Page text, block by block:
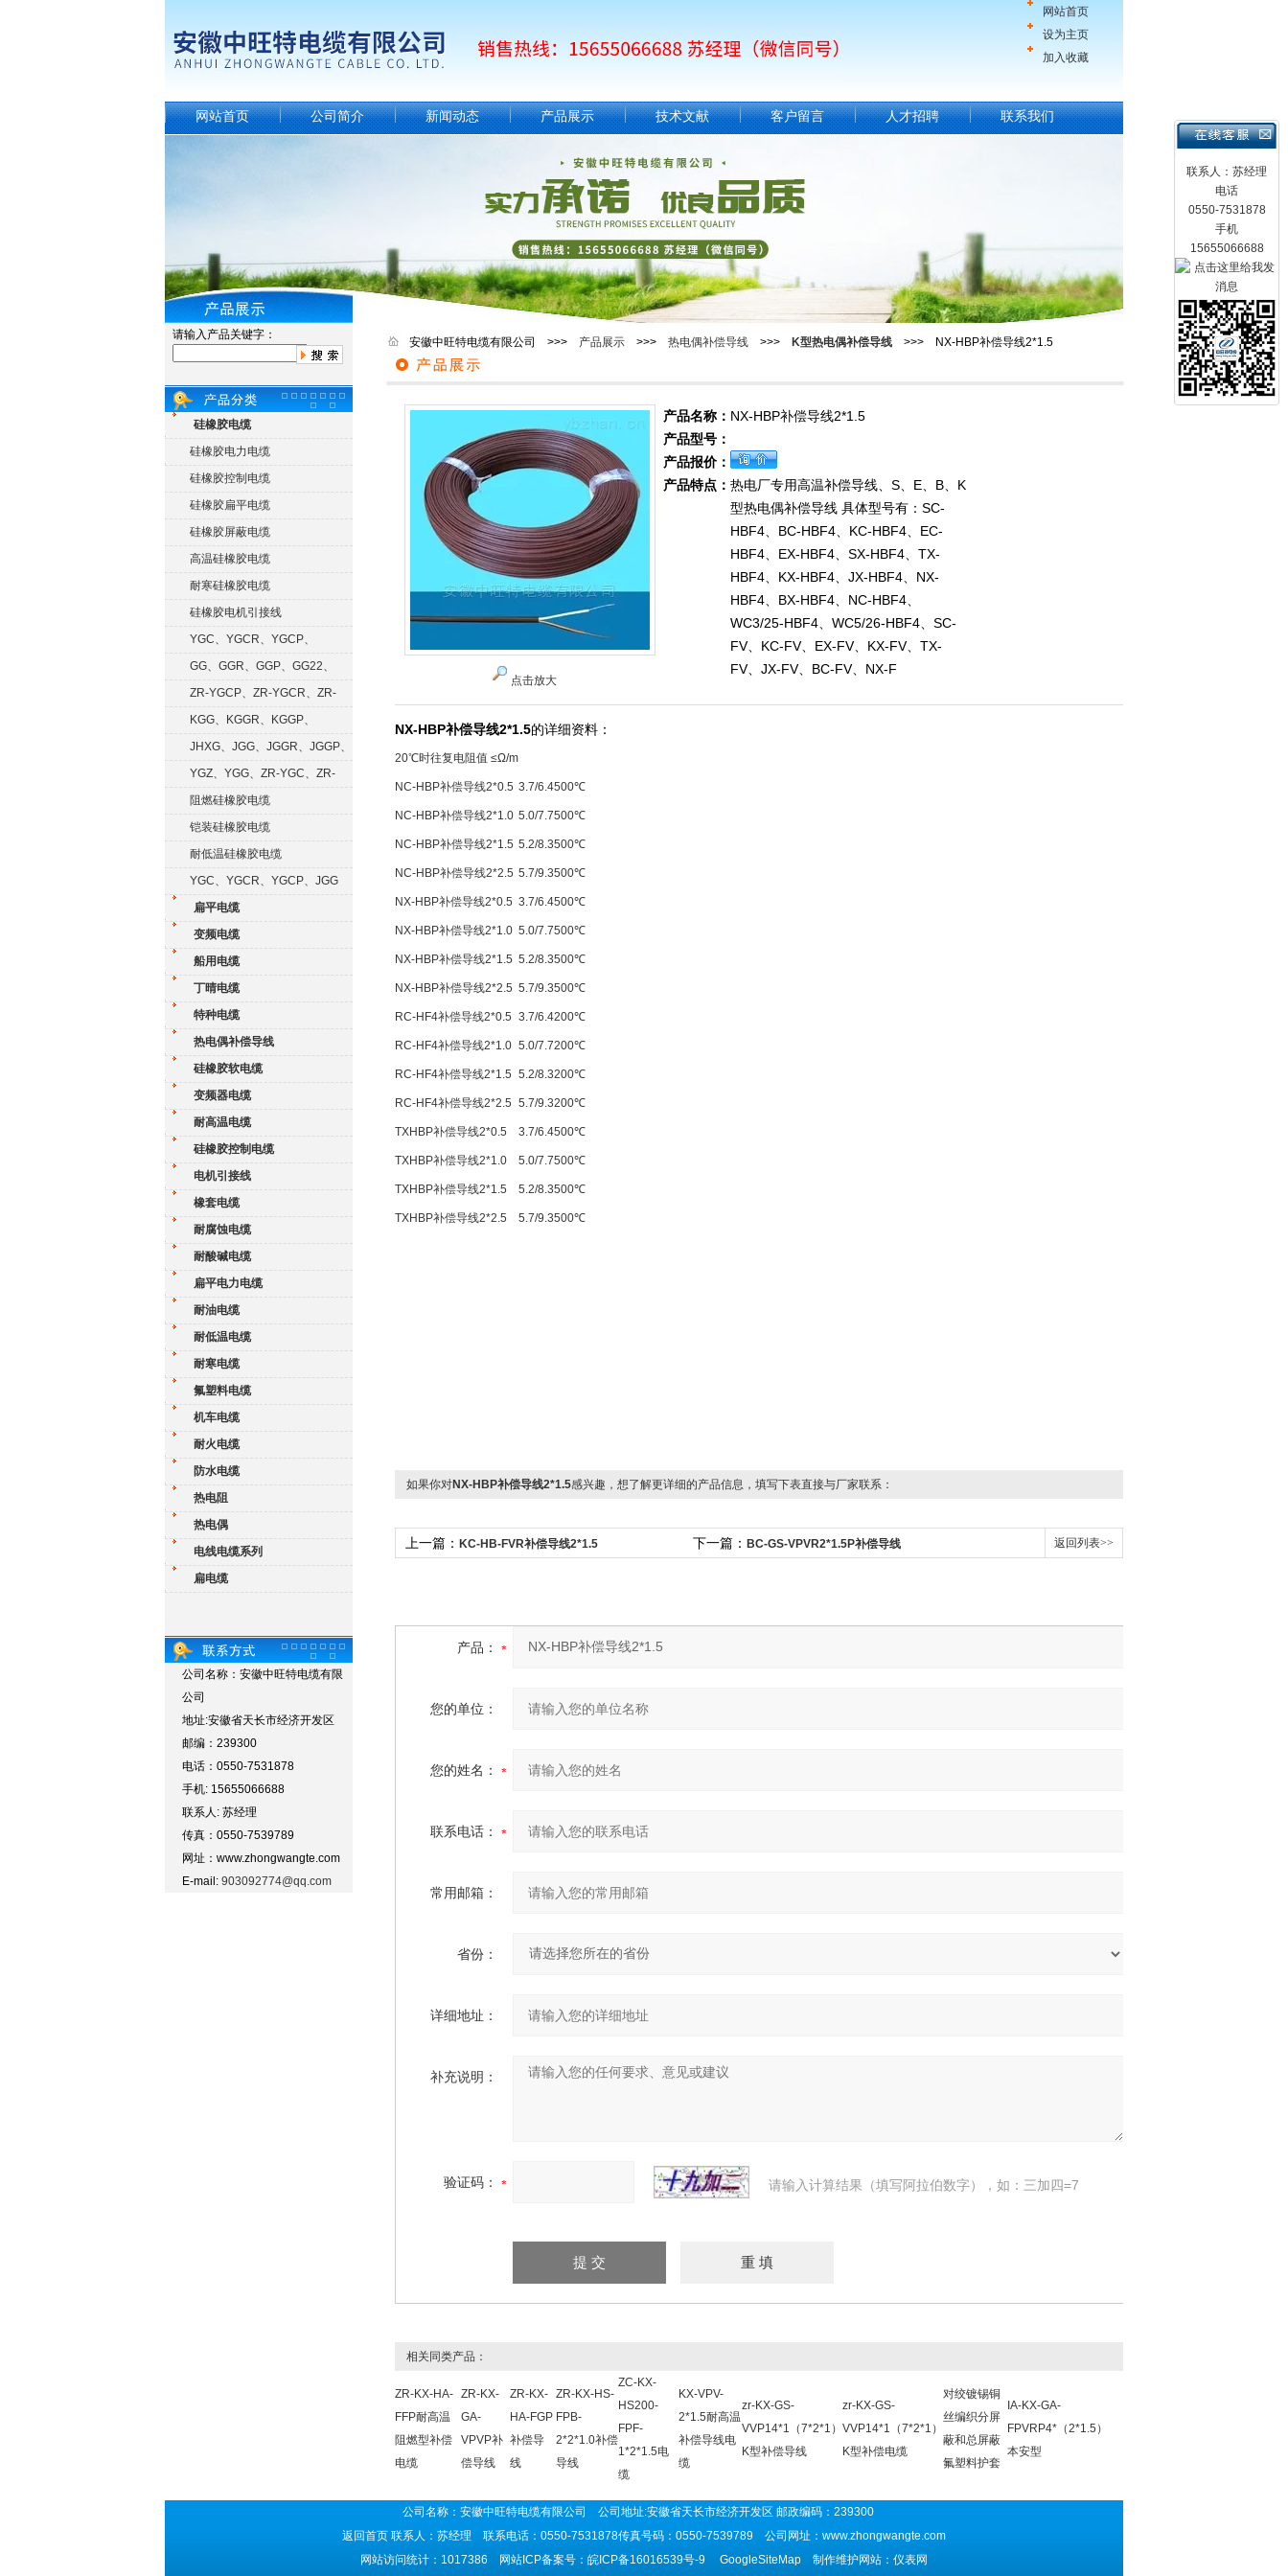
网站首页
设为主页
加入收藏
联系人：苏经理
电话
0550-7531878
手机
15655066688
网站首页 公司简介 新闻动态 产品展示 技术文献 客户留言 人才招聘 联系我们
请输入产品关键字：
硅橡胶电缆
硅橡胶电力电缆
硅橡胶控制电缆
硅橡胶扁平电缆
硅橡胶屏蔽电缆
高温硅橡胶电缆
耐寒硅橡胶电缆
硅橡胶电机引接线
YGC、YGCR、YGCP、
YGCRP
GG、GGR、GGP、GG22、
GGRP
ZR-YGCP、ZR-YGCR、ZR-
YGCRP
KGG、KGGR、KGGP、
KGGRP
JHXG、JGG、JGGR、JGGP、
JGGFYGZ、YGG、ZR-YGC、ZR-
KGG阻燃硅橡胶电缆
铠装硅橡胶电缆
耐低温硅橡胶电缆
YGC、YGCR、YGCP、JGG
扁平电缆
变频电缆
船用电缆
丁晴电缆
特种电缆
热电偶补偿导线
硅橡胶软电缆
变频器电缆
耐高温电缆
硅橡胶控制电缆
电机引接线
橡套电缆
耐腐蚀电缆
耐酸碱电缆
扁平电力电缆
耐油电缆
耐低温电缆
耐寒电缆
氟塑料电缆
机车电缆
耐火电缆
防水电缆
热电阻
热电偶
电线电缆系列
扁电缆
公司名称：安徽中旺特电缆有限
公司
地址:安徽省天长市经济开发区
邮编：239300
电话：0550-7531878
手机: 15655066688
联系人: 苏经理
传真：0550-7539789
网址：www.zhongwangte.com
E-mail: 903092774@qq.com
安徽中旺特电缆有限公司 >>> 产品展示 >>> 热电偶补偿导线 >>> K型热电偶补偿导线 >>> NX-HBP补偿导线2*1.5
点击放大
产品名称： NX-HBP补偿导线2*1.5
产品型号：
产品报价：
产品特点： 热电厂专用高温补偿导线、S、E、B、K
型热电偶补偿导线 具体型号有：SC-
HBF4、BC-HBF4、KC-HBF4、EC-
HBF4、EX-HBF4、SX-HBF4、TX-
HBF4、KX-HBF4、JX-HBF4、NX-
HBF4、BX-HBF4、NC-HBF4、
WC3/25-HBF4、WC5/26-HBF4、SC-
FV、KC-FV、EX-FV、KX-FV、TX-
FV、JX-FV、BC-FV、NX-F
NX-HBP补偿导线2*1.5的详细资料：
20℃时往复电阻值 ≤Ω/m
NC-HBP补偿导线2*0.5 3.7/6.4500℃
NC-HBP补偿导线2*1.0 5.0/7.7500℃
NC-HBP补偿导线2*1.5 5.2/8.3500℃
NC-HBP补偿导线2*2.5 5.7/9.3500℃
NX-HBP补偿导线2*0.5 3.7/6.4500℃
NX-HBP补偿导线2*1.0 5.0/7.7500℃
NX-HBP补偿导线2*1.5 5.2/8.3500℃
NX-HBP补偿导线2*2.5 5.7/9.3500℃
RC-HF4补偿导线2*0.5 3.7/6.4200℃
RC-HF4补偿导线2*1.0 5.0/7.7200℃
RC-HF4补偿导线2*1.5 5.2/8.3200℃
RC-HF4补偿导线2*2.5 5.7/9.3200℃
TXHBP补偿导线2*0.5 3.7/6.4500℃
TXHBP补偿导线2*1.0 5.0/7.7500℃
TXHBP补偿导线2*1.5 5.2/8.3500℃
TXHBP补偿导线2*2.5 5.7/9.3500℃
如果你对NX-HBP补偿导线2*1.5感兴趣，想了解更详细的产品信息，填写下表直接与厂家联系：
上一篇： KC-HB-FVR补偿导线2*1.5 下一篇： BC-GS-VPVR2*1.5P补偿导线 返回列表>>
产品：
您的单位：
您的姓名：
联系电话：
常用邮箱：
省份：
详细地址：
补充说明：
验证码： 请输入计算结果（填写阿拉伯数字），如：三加四=7
相关同类产品：
ZR-KX-HA-
FFP耐高温
阻燃型补偿
电缆
ZR-KX-
GA-
VPVP补
偿导线
ZR-KX-
HA-FGP
补偿导
线
ZR-KX-HS-
FPB-
2*2*1.0补偿
导线
ZC-KX-
HS200-
FPF-
1*2*1.5电
缆
KX-VPV-
2*1.5耐高温
补偿导线电
缆
zr-KX-GS-
VVP14*1（7*2*1）
K型补偿导线
zr-KX-GS-
VVP14*1（7*2*1）
K型补偿电缆
对绞镀锡铜
丝编织分屏
蔽和总屏蔽
氟塑料护套
IA-KX-GA-
FPVRP4*（2*1.5）
本安型
公司名称：安徽中旺特电缆有限公司 公司地址:安徽省天长市经济开发区 邮政编码：239300
返回首页 联系人：苏经理 联系电话：0550-7531878传真号码：0550-7539789 公司网址： www.zhongwangte.com
网站访问统计：1017386 网站ICP备案号： 皖ICP备16016539号-9 GoogleSiteMap 制作维护网站：仪表网